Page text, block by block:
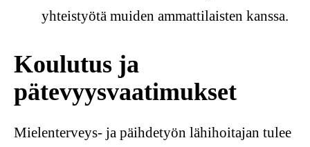
yhteistyötä muiden ammattilaisten kanssa.
Koulutus ja
pätevyysvaatimukset
Mielenterveys- ja päihdetyön lähihoitajan tulee